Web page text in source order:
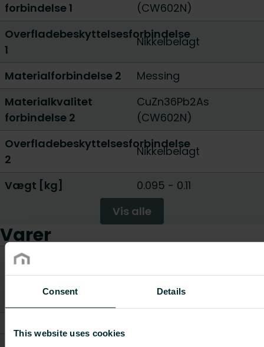
Consent Details
This website uses cookies
forbindelse 1
(CW602N)
Overfladebeskyttelsesforbindelse
1
Nikkelbelagt
Materialforbindelse 2
Messing
Materialkvalitet
forbindelse 2
CuZn36Pb2As
(CW602N)
Overfladebeskyttelsesforbindelse
2
Nikkelbelagt
Vægt [kg] 0.095 - 0.11
Vis alle
Varer
Varenummer Varebeskrivelse
Længde